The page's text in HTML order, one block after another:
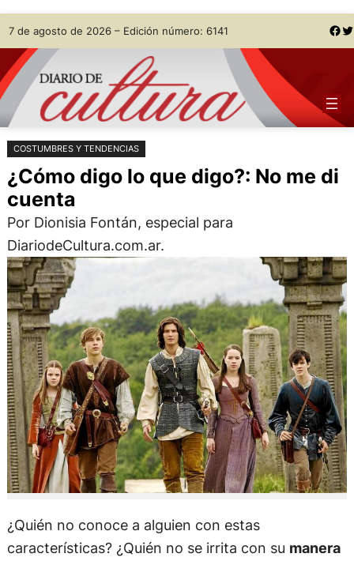
Saltar
al
contenido
Skip
to
content
7 de agosto de 2026 – Edición número: 6141 Facebook Twitter
COSTUMBRES Y TENDENCIAS
¿Cómo digo lo que digo?: No me di
cuenta
Por Dionisia Fontán, especial para
DiariodeCultura.com.ar.
¿Quién no conoce a alguien con estas
características? ¿Quién no se irrita con su manera